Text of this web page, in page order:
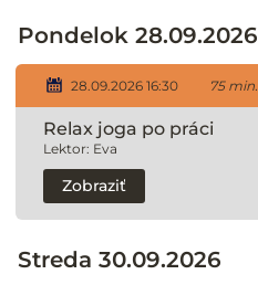
Pondelok 28.09.2026
28.09.2026 16:30 75 min.
Relax joga po práci
Lektor: Eva
Zobraziť
Streda 30.09.2026